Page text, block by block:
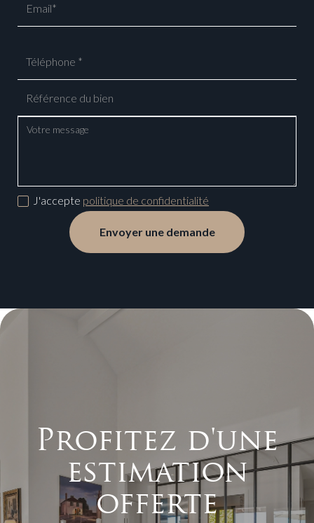
J'accepte politique de confidentialité
Profitez d'une
estimation
offerte